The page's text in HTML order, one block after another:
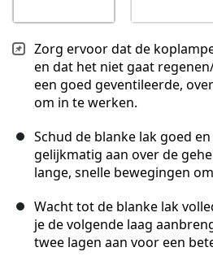
Zorg ervoor dat de
en dat het niet gaat
een goed geventileerde,
om in te werken.
Schud de blanke lak goed
gelijkmatig aan over de
lange, snelle bewegingen
Wacht tot de blanke lak
je de volgende laag
twee lagen aan voor een